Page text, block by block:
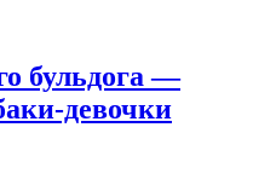
бульдога —
девочки